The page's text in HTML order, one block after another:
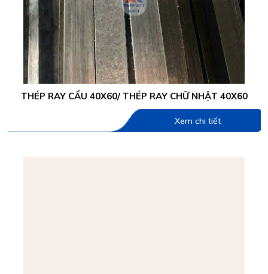
THÉP RAY CẨU 40X60/ THÉP RAY CHỮ NHẬT 40X60
Xem chi tiết